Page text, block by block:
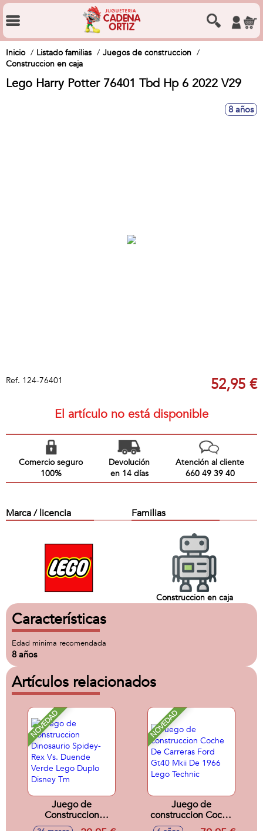
Inicio Listado familias
Juegos de construccion
Construccion en caja
Lego Harry Potter 76401 Tbd Hp 6 2022 V29
8 años
Ref. 124-76401 52,95 €
El artículo no está disponible
Comercio seguro
100%
Devolución
en 14 días
Atención al cliente
660 49 39 40
Marca / licencia Familias
Construccion en caja
Características
Edad minima recomendada
8 años
Artículos relacionados
NOVEDAD
Juego de
Construccion
Dinosaurio Spidey-
NOVEDAD
Juego de
construccion Coche
De Carreras Ford